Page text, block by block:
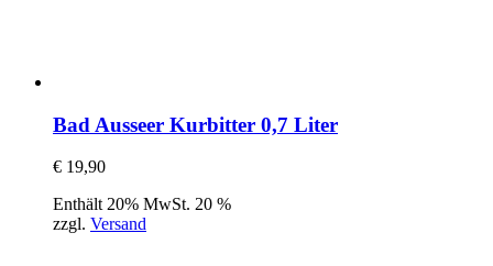
Bad Ausseer Kurbitter 0,7 Liter
€ 19,90
Enthält 20% MwSt. 20 %
zzgl. Versand